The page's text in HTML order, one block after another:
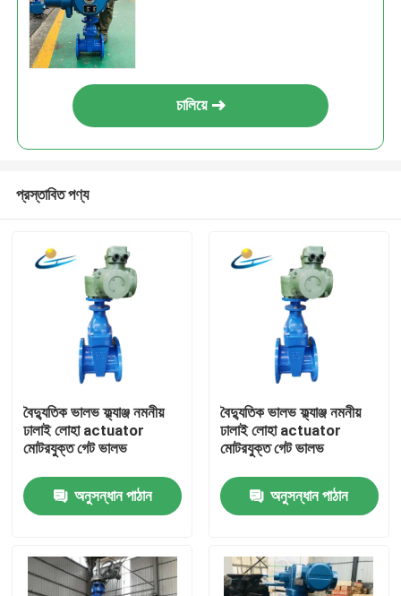
বাড়ি
ভিডিও
চালিয়ে
প্রস্তাবিত পণ্য
বৈদ্যুতিক ভালভ ফ্ল্যাঞ্জ নমনীয়
ঢালাই লোহা actuator
মোটরযুক্ত গেট ভালভ
অনুসন্ধান পাঠান
বৈদ্যুতিক ভালভ ফ্ল্যাঞ্জ নমনীয়
ঢালাই লোহা actuator
মোটরযুক্ত গেট ভালভ
অনুসন্ধান পাঠান